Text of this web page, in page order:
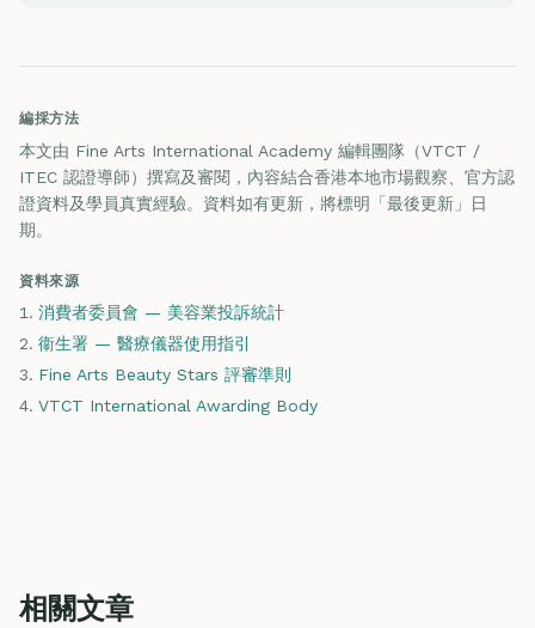
編採方法
本文由 Fine Arts International Academy 編輯團隊（VTCT /
ITEC 認證導師）撰寫及審閱，內容結合香港本地市場觀察、官方認
證資料及學員真實經驗。資料如有更新，將標明「最後更新」日
期。
資料來源
消費者委員會 — 美容業投訴統計
衞生署 — 醫療儀器使用指引
Fine Arts Beauty Stars 評審準則
VTCT International Awarding Body
相關文章